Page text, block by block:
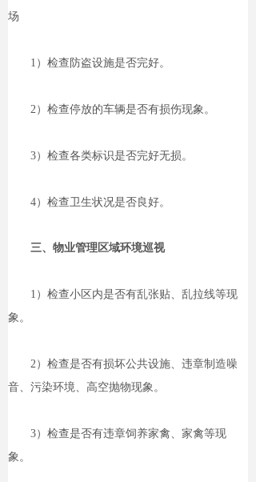
场
1）检查防盗设施是否完好。
2）检查停放的车辆是否有损伤现象。
3）检查各类标识是否完好无损。
4）检查卫生状况是否良好。
三、物业管理区域环境巡视
1）检查小区内是否有乱张贴、乱拉线等现
象。
2）检查是否有损坏公共设施、违章制造噪
音、污染环境、高空抛物现象。
3）检查是否有违章饲养家禽、家禽等现
象。